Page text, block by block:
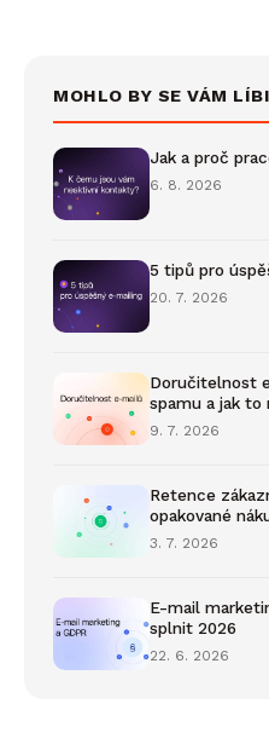
MOHLO BY SE VÁM
Jak a proč
6. 8. 2026
5 tipů pro
20. 7. 2026
Doručitelnost
spamu a jak to
9. 7. 2026
Retence
opakované
3. 7. 2026
E-mail
splnit 2026
22. 6. 2026